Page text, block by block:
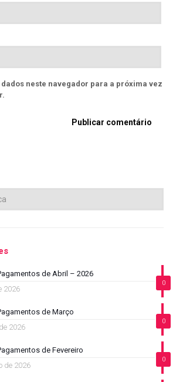
neste navegador para a próxima vez
0
de Abril – 2026
2026
0
de Março
2026
0
de Fevereiro
de 2026